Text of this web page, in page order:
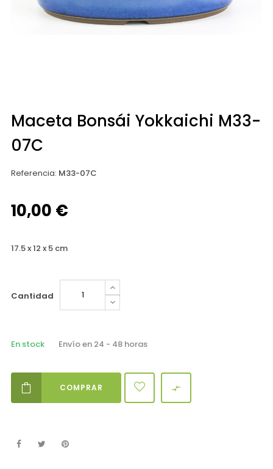
Maceta Bonsái Yokkaichi M33-
07C
Referencia: M33-07C
10,00 €
17.5 x 12 x 5 cm
Cantidad
En stock Envío en 24 - 48 horas
COMPRAR 